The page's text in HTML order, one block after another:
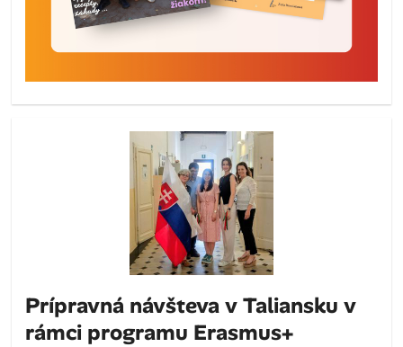
Prípravná návšteva v Taliansku v
rámci programu Erasmus+